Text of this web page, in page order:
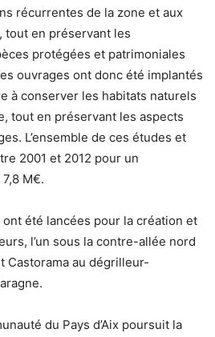
récurrentes de la zone et aux
tout en préservant les
protégées et patrimoniales
ouvrages ont donc été implantés
à conserver les habitats naturels
tout en préservant les aspects
L’ensemble de ces études et
2001 et 2012 pour un
M€.
été lancées pour la création et
l’un sous la contre-allée nord
Castorama au dégrilleur-
du Pays d’Aix poursuit la